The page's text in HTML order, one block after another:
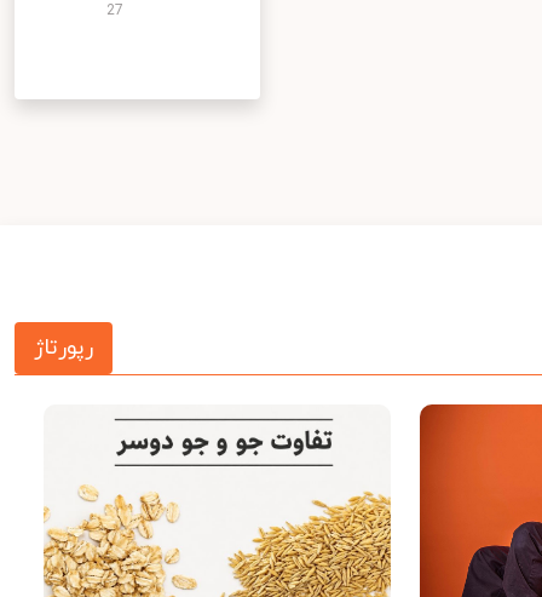
27
رپورتاژ